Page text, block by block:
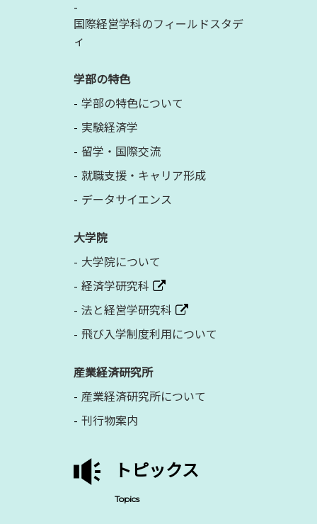
国際経営学科のフィールドスタデ
ィ
学部の特色
学部の特色について
実験経済学
留学・国際交流
就職支援・キャリア形成
データサイエンス
大学院
大学院について
経済学研究科
法と経営学研究科
飛び入学制度利用について
産業経済研究所
産業経済研究所について
刊行物案内
トピックス
Topics